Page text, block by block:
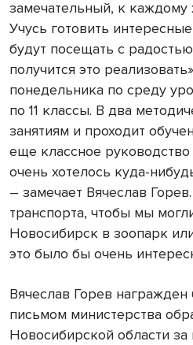
замечательный, к каждому
Учусь готовить
будут посещать с
получится это
понедельника по среду
по 11 классы. В два
занятиям и проходит
еще классное
очень хотелось куда-
– замечает Вячеслав
транспорта, чтобы мы
Новосибирск в зоопарк
это было бы очень
Вячеслав Горев
письмом министерства
Новосибирской области